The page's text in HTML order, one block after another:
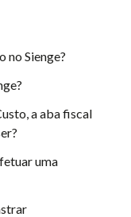
no Sienge?
a aba fiscal
uma